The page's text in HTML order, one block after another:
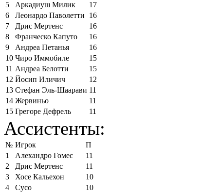
5
Аркадиуш Милик
17
6
Леонардо Паволетти
16
7
Дрис Мертенс
16
8
Франческо Капуто
16
9
Андреа Петанья
16
10 Чиро Иммобиле
15
11 Андреа Белотти
15
12 Йосип Иличич
12
13 Стефан Эль-Шаарави 11
14 Жервиньо
11
15 Грегоре Дефрель 11
Ассистенты:
№ Игрок
П
1
Алехандро Гомес
11
2
Дрис Мертенс
11
3
Хосе Кальехон
10
4
Сусо
10